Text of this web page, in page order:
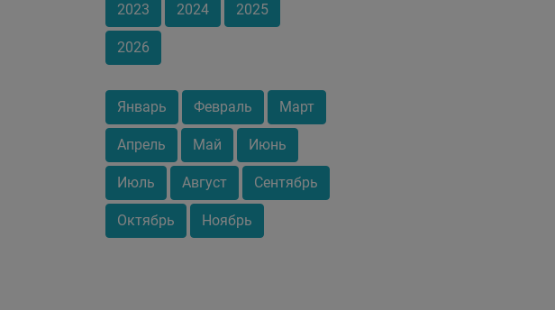
2023 2024 2025
2026
Январь Февраль Март
Апрель Май Июнь
Июль Август Сентябрь
Октябрь Ноябрь